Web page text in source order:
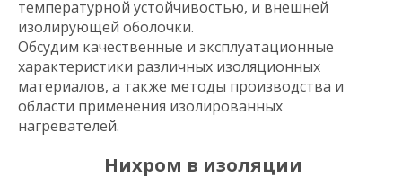
температурной устойчивостью, и внешней
изолирующей оболочки.
Обсудим качественные и эксплуатационные
характеристики различных изоляционных
материалов, а также методы производства и
области применения изолированных
нагревателей.
Нихром в изоляции